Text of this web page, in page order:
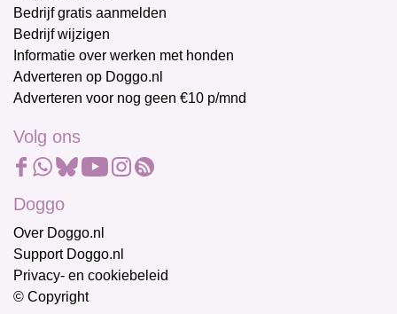
Bedrijf gratis aanmelden
Bedrijf wijzigen
Informatie over werken met honden
Adverteren op Doggo.nl
Adverteren voor nog geen €10 p/mnd
Volg ons
Doggo
Over Doggo.nl
Support Doggo.nl
Privacy- en cookiebeleid
© Copyright